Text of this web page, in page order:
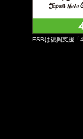
ESBは復興支援「